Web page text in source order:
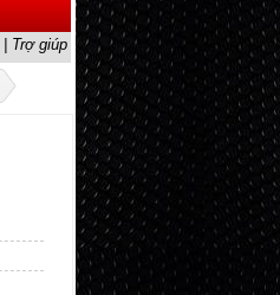
Trợ giúp